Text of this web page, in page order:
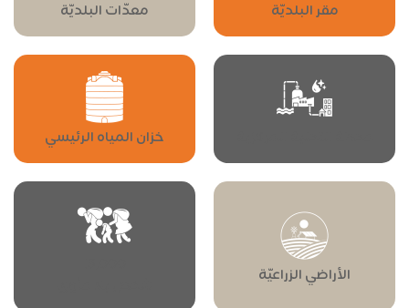
مقر البلديّة معدّات البلديّة
خزان المياه الرئيسي
الأراضي الزراعيّة